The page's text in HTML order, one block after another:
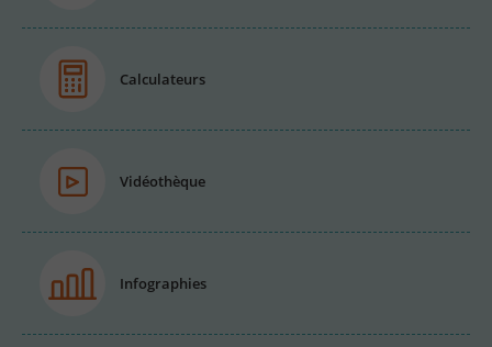
Calculateurs
Vidéothèque
Infographies